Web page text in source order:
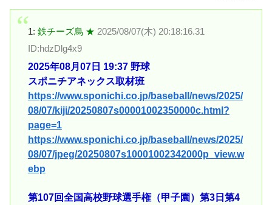
1: 鉄チーズ烏 ★ 2025/08/07(木) 20:18:16.31
ID:hdzDlg4x9
2025年08月07日 19:37 野球
スポニチアネックス取材班
https://www.sponichi.co.jp/baseball/news/2025/
08/07/kiji/20250807s00001002350000c.html?
page=1
https://www.sponichi.co.jp/baseball/news/2025/
08/07/jpeg/20250807s10001002342000p_view.w
ebp
第107回全国高校野球選手権（甲子園）第3日第4